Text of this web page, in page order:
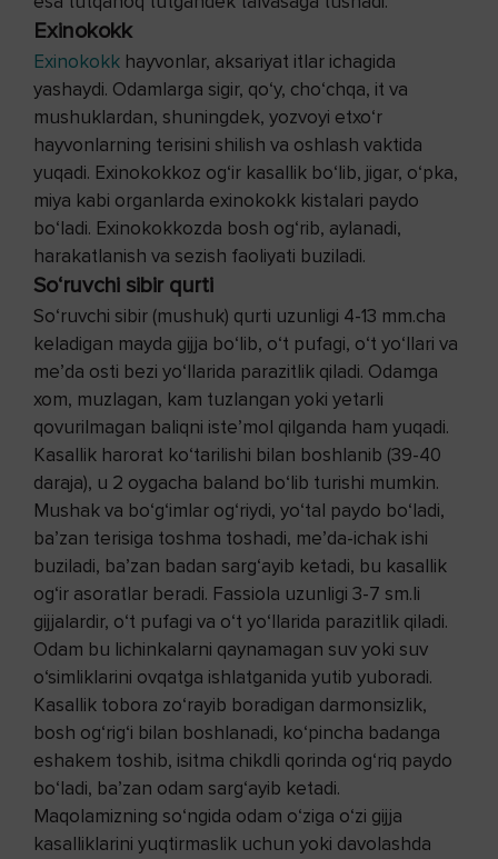
Exinokokk
Exinokokk hayvonlar, aksariyat itlar ichagida
yashaydi. Odamlarga sigir, qo‘y, cho‘chqa, it va
mushuklardan, shuningdek, yozvoyi etxo‘r
hayvonlarning terisini shilish va oshlash vaktida
yuqadi. Exinokokkoz og‘ir kasallik bo‘lib, jigar, o‘pka,
miya kabi organlarda exinokokk kistalari paydo
bo‘ladi. Exinokokkozda bosh og‘rib, aylanadi,
harakatlanish va sezish faoliyati buziladi.
So‘ruvchi sibir qurti
So‘ruvchi sibir (mushuk) qurti uzunligi 4-13 mm.cha
keladigan mayda gijja bo‘lib, o‘t pufagi, o‘t yo‘llari va
me’da osti bezi yo‘llarida parazitlik qiladi. Odamga
xom, muzlagan, kam tuzlangan yoki yetarli
qovurilmagan baliqni iste’mol qilganda ham yuqadi.
Kasallik harorat ko‘tarilishi bilan boshlanib (39-40
daraja), u 2 oygacha baland bo‘lib turishi mumkin.
Mushak va bo‘g‘imlar og‘riydi, yo‘tal paydo bo‘ladi,
ba’zan terisiga toshma toshadi, me’da-ichak ishi
buziladi, ba’zan badan sarg‘ayib ketadi, bu kasallik
og‘ir asoratlar beradi. Fassiola uzunligi 3-7 sm.li
gijjalardir, o‘t pufagi va o‘t yo‘llarida parazitlik qiladi.
Odam bu lichinkalarni qaynamagan suv yoki suv
o‘simliklarini ovqatga ishlatganida yutib yuboradi.
Kasallik tobora zo‘rayib boradigan darmonsizlik,
bosh og‘rig‘i bilan boshlanadi, ko‘pincha badanga
eshakem toshib, isitma chikdli qorinda og‘riq paydo
bo‘ladi, ba’zan odam sarg‘ayib ketadi.
Maqolamizning so‘ngida odam o‘ziga o‘zi gijja
kasalliklarini yuqtirmaslik uchun yoki davolashda